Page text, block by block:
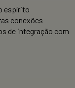
espírito
conexões
de integração com